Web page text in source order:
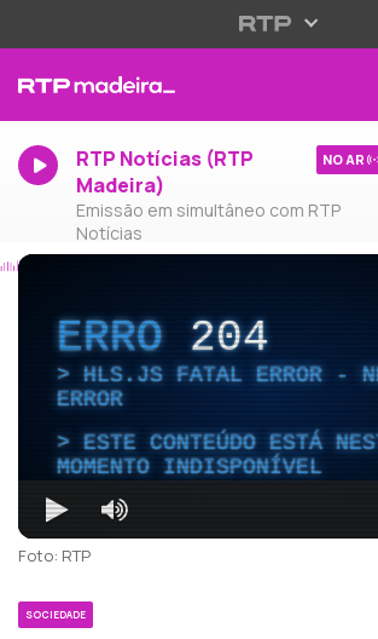
RTP Notícias (RTP
Madeira)
Emissão em simultâneo com RTP
Notícias
NO AR
ERRO204
HLS.JS FATAL ERROR -
ERROR
ESTE CONTEÚDO ESTÁ
MOMENTO INDISPONÍVEL
Foto: RTP
SOCIEDADE